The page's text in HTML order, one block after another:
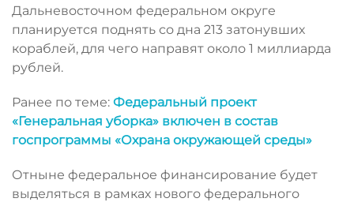
Дальневосточном федеральном округе
планируется поднять со дна 213 затонувших
кораблей, для чего направят около 1 миллиарда
рублей.
Ранее по теме: Федеральный проект
«Генеральная уборка» включен в состав
госпрограммы «Охрана окружающей среды»
Отныне федеральное финансирование будет
выделяться в рамках нового федерального